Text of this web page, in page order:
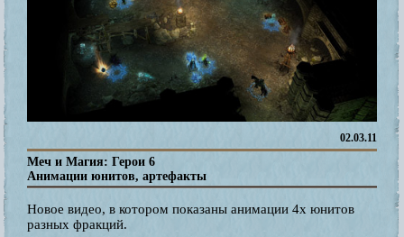
02.03.11
Меч и Магия: Герои 6
Анимации юнитов, артефакты
Новое видео, в котором показаны анимации 4х юнитов
разных фракций.